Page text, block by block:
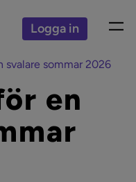
Logga in
svalare sommar 2026
en